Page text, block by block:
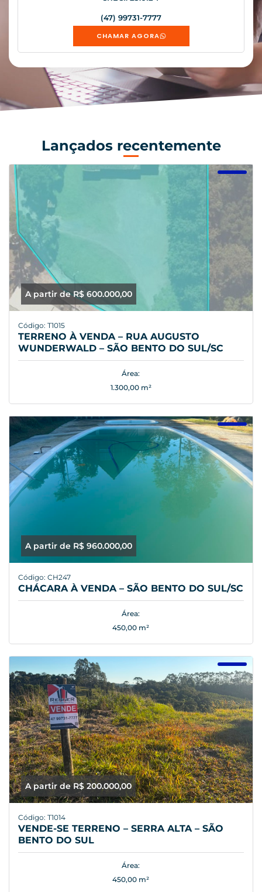
(47) 99731-7777
CHAMAR AGORA
Lançados recentemente
A partir de R$ 600.000,00
Código: T1015
TERRENO À VENDA – RUA AUGUSTO
WUNDERWALD – SÃO BENTO DO SUL/SC
Área:
1.300,00 m²
A partir de R$ 960.000,00
Código: CH247
CHÁCARA À VENDA – SÃO BENTO DO SUL/SC
Área:
450,00 m²
A partir de R$ 200.000,00
Código: T1014
VENDE-SE TERRENO – SERRA ALTA – SÃO
BENTO DO SUL
Área:
450,00 m²